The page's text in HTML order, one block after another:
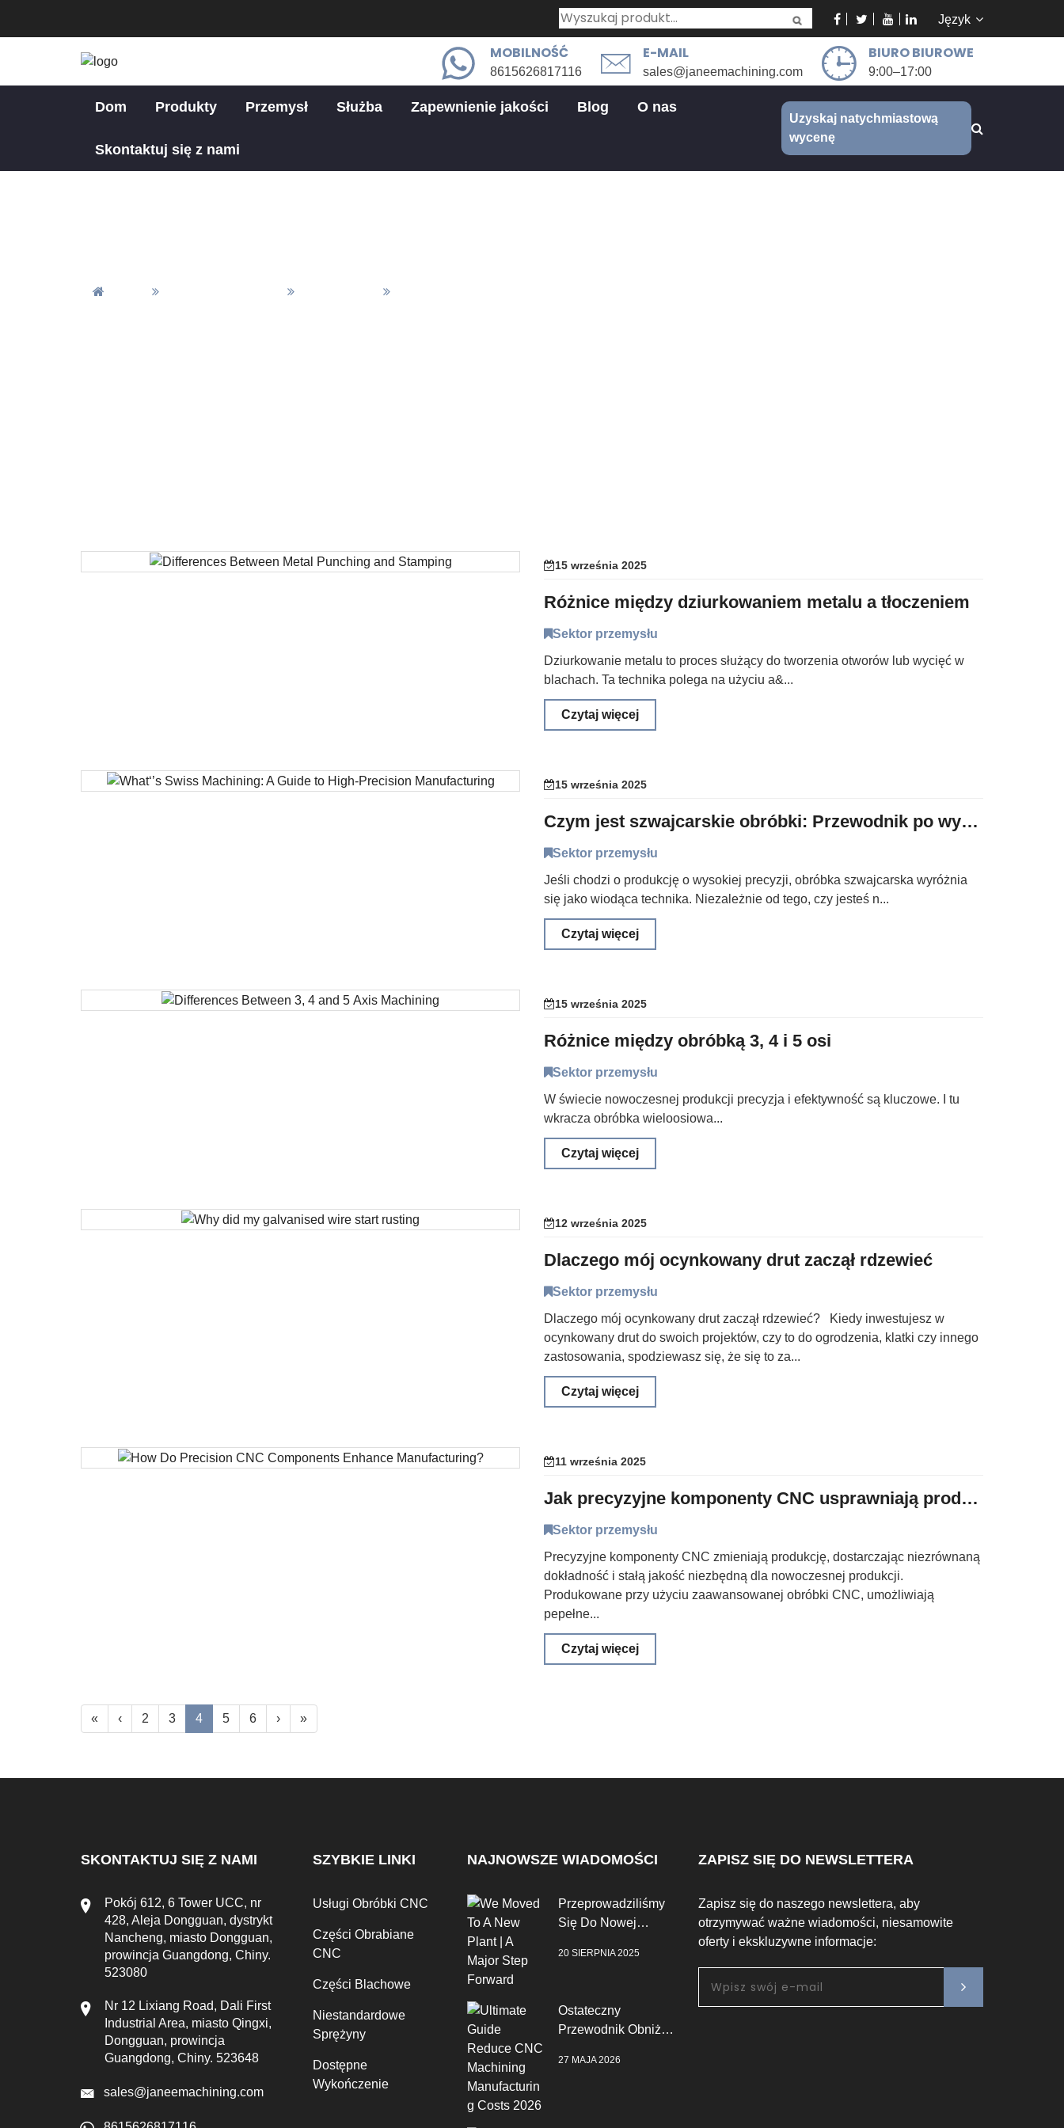
Język
BIURO BIUROWE
9:00–17:00
E-MAIL
sales@janeemachining.com
MOBILNOŚĆ
8615626817116
Dom Produkty Przemysł Służba Zapewnienie jakości Blog O nas
Skontaktuj się z nami
Uzyskaj natychmiastową
wycenę
15 września 2025
Różnice między dziurkowaniem metalu a tłoczeniem
Sektor przemysłu
Dziurkowanie metalu to proces służący do tworzenia otworów lub wycięć w
blachach. Ta technika polega na użyciu a&...
Czytaj więcej
15 września 2025
Czym jest szwajcarskie obróbki: Przewodnik po wysokiej precyzji produkcji
Sektor przemysłu
Jeśli chodzi o produkcję o wysokiej precyzji, obróbka szwajcarska wyróżnia
się jako wiodąca technika. Niezależnie od tego, czy jesteś n...
Czytaj więcej
15 września 2025
Różnice między obróbką 3, 4 i 5 osi
Sektor przemysłu
W świecie nowoczesnej produkcji precyzja i efektywność są kluczowe. I tu
wkracza obróbka wieloosiowa...
Czytaj więcej
12 września 2025
Dlaczego mój ocynkowany drut zaczął rdzewieć
Sektor przemysłu
Dlaczego mój ocynkowany drut zaczął rdzewieć? Kiedy inwestujesz w
ocynkowany drut do swoich projektów, czy to do ogrodzenia, klatki czy innego
zastosowania, spodziewasz się, że się to za...
Czytaj więcej
11 września 2025
Jak precyzyjne komponenty CNC usprawniają produkcję?
Sektor przemysłu
Precyzyjne komponenty CNC zmieniają produkcję, dostarczając niezrównaną
dokładność i stałą jakość niezbędną dla nowoczesnej produkcji.
Produkowane przy użyciu zaawansowanej obróbki CNC, umożliwiają
pepełne...
Czytaj więcej
« ‹ 2 3 4 5 6 › »
SKONTAKTUJ SIĘ Z NAMI
Pokój 612, 6 Tower UCC, nr
428, Aleja Dongguan, dystrykt
Nancheng, miasto Dongguan,
prowincja Guangdong, Chiny.
523080
Nr 12 Lixiang Road, Dali First
Industrial Area, miasto Qingxi,
Dongguan, prowincja
Guangdong, Chiny. 523648
sales@janeemachining.com
SZYBKIE LINKI
Usługi Obróbki CNC
Części Obrabiane
CNC
Części Blachowe
Niestandardowe
Sprężyny
Dostępne
Wykończenie
NAJNOWSZE WIADOMOŚCI
Przeprowadziliśmy
Się Do Nowej
Naprzód
20 SIERPNIA 2025
Ostateczny
Przewodnik Obniż
CNC W 2026 Roku
27 MAJA 2026
ZAPISZ SIĘ DO NEWSLETTERA
Zapisz się do naszego newslettera, aby
otrzymywać ważne wiadomości, niesamowite
oferty i ekskluzywne informacje: